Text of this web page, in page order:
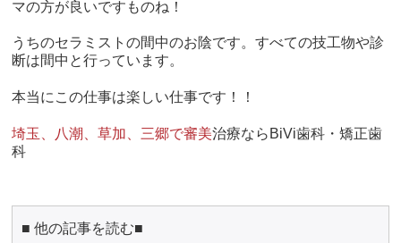
マの方が良いですものね！
うちのセラミストの間中のお陰です。すべての技工物や診
断は間中と行っています。
本当にこの仕事は楽しい仕事です！！
埼玉、八潮、草加、三郷で審美治療ならBiVi歯科・矯正歯
科
■ 他の記事を読む■